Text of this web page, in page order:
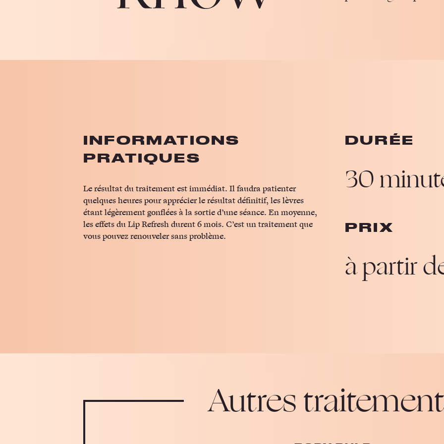
INFORMATIONS
PRATIQUES
Le résultat du traitement est immédiat. Il faudra patienter
quelques heures pour apprécier le résultat définitif, les lèvres
étant légèrement gonflées à la sortie d’une séance. En moyenne,
les effets du Lip Refresh durent 6 mois. C’est un traitement que
vous pouvez renouveler sans problème.
DURÉE
30
PRIX
à partir
Autres